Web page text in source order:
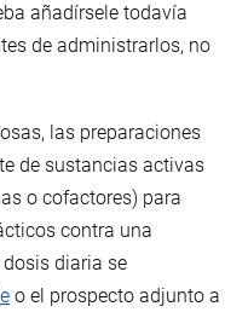
añadírsele todavía
de administrarlos, no
las preparaciones
de sustancias activas
o cofactores) para
contra una
diaria se
o el prospecto adjunto a